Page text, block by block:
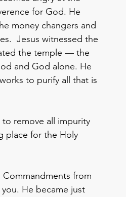
for God. He
money changers and
Jesus witnessed the
the temple — the
and God alone. He
to purify all that is
remove all impurity
place for the Holy
Commandments from
He became just